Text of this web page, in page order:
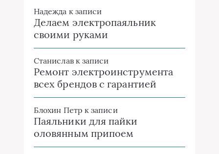
Надежда к записи
Делаем электропаяльник
своими руками
Станиславк записи
Ремонт электроинструмента
всех брендов с гарантией
Блохин Петр к записи
Паяльники для пайки
оловянным припоем